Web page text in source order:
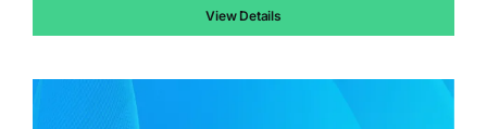
$18.00.
View Details